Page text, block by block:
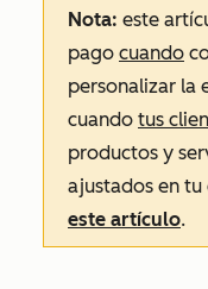
Nota: este
pago cuando
personalizar la
cuando tus
productos y
ajustados en tu
este artículo.